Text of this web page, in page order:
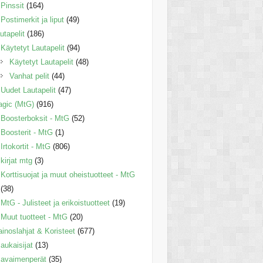
Pinssit (164)
Postimerkit ja liput (49)
(186)
Käytetyt Lautapelit (94)
Käytetyt Lautapelit (48)
Vanhat pelit (44)
Uudet Lautapelit (47)
(MtG) (916)
Boosterboksit - MtG (52)
Boosterit - MtG (1)
Irtokortit - MtG (806)
kirjat mtg (3)
Korttisuojat ja muut oheistuotteet - MtG
(38)
MtG - Julisteet ja erikoistuotteet (19)
Muut tuotteet - MtG (20)
& Koristeet (677)
aukaisijat (13)
avaimenperät (35)